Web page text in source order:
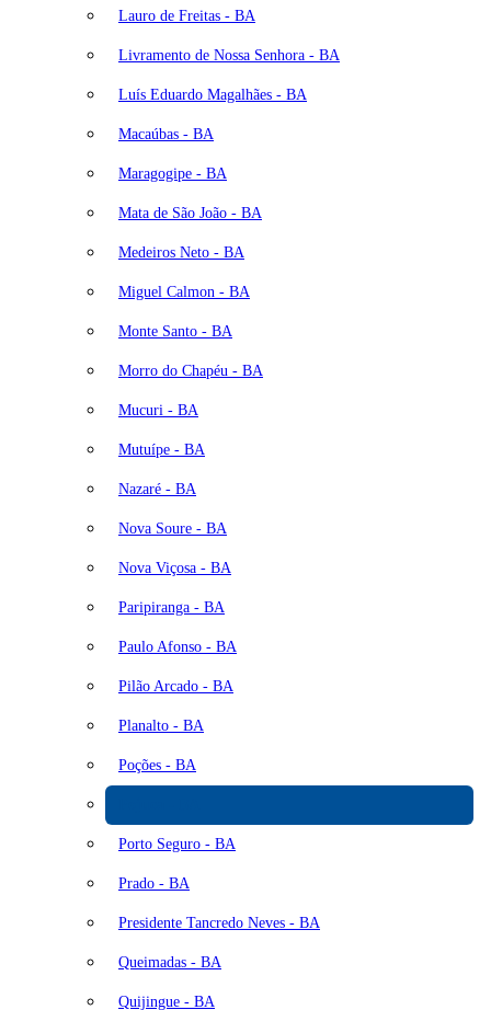
Lauro de Freitas - BA
Livramento de Nossa Senhora - BA
Luís Eduardo Magalhães - BA
Macaúbas - BA
Maragogipe - BA
Mata de São João - BA
Medeiros Neto - BA
Miguel Calmon - BA
Monte Santo - BA
Morro do Chapéu - BA
Mucuri - BA
Mutuípe - BA
Nazaré - BA
Nova Soure - BA
Nova Viçosa - BA
Paripiranga - BA
Paulo Afonso - BA
Pilão Arcado - BA
Planalto - BA
Poções - BA
Porto Seguro - BA
Prado - BA
Presidente Tancredo Neves - BA
Queimadas - BA
Quijingue - BA